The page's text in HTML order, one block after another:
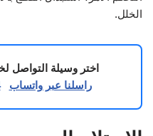
الخلل.
اختر وسيلة التواصل
راسلنا عبر واتساب